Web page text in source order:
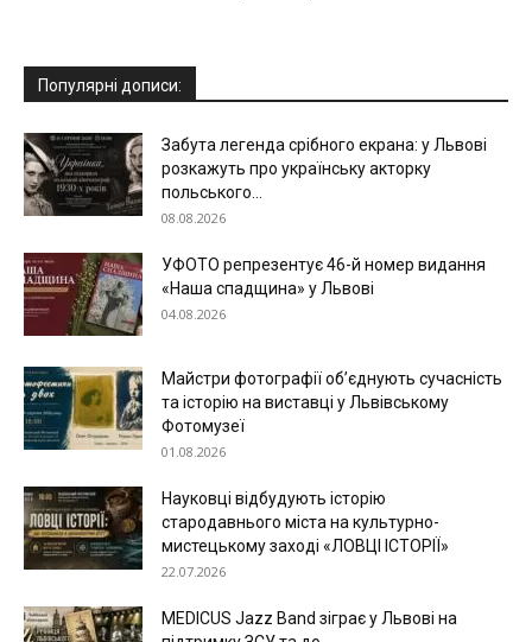
Популярні дописи:
Забута легенда срібного екрана: у Львові
розкажуть про українську акторку
польського...
08.08.2026
УФОТО репрезентує 46-й номер видання
«Наша спадщина» у Львові
04.08.2026
Майстри фотографії об’єднують сучасність
та історію на виставці у Львівському
Фотомузеї
01.08.2026
Науковці відбудують історію
стародавнього міста на культурно-
мистецькому заході «ЛОВЦІ ІСТОРІЇ»
22.07.2026
MEDICUS Jazz Band зіграє у Львові на